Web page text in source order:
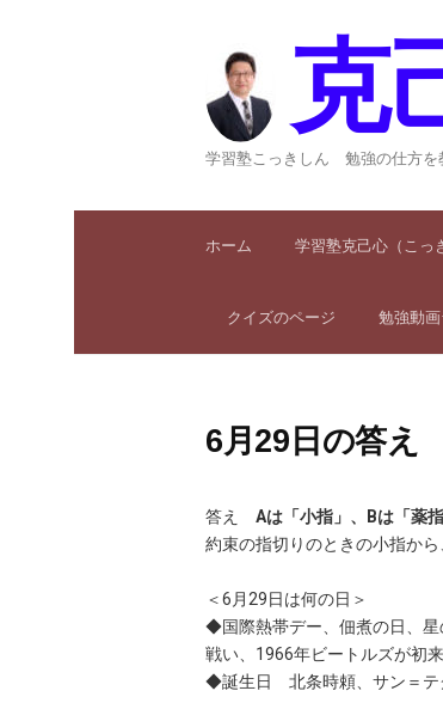
克
学習塾こっきしん 勉強の仕方を
ホーム 学習塾克己心（こっ
クイズのページ 勉強動画
6月29日の答え
答え Aは「小指」、Bは「薬指
約束の指切りのときの小指か
＜6月29日は何の日＞
◆国際熱帯デー、佃煮の日、星
戦い、1966年ビートルズが初
◆誕生日 北条時頼、サン＝テ